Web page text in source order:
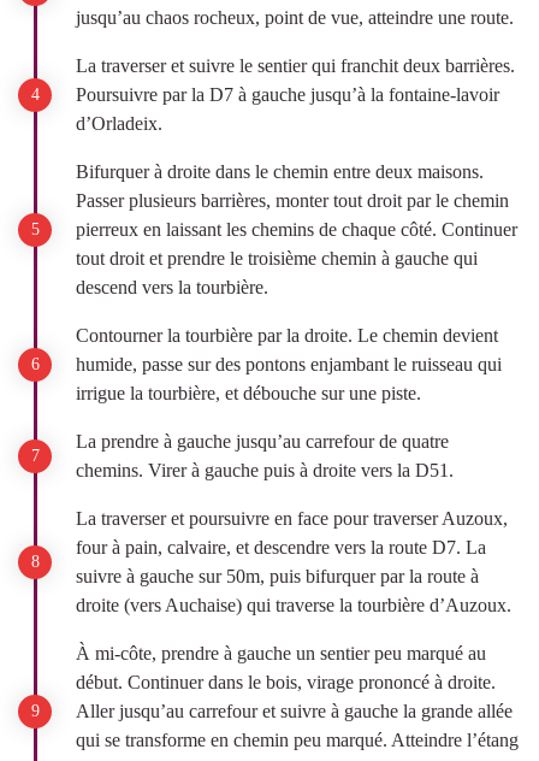
jusqu’au chaos rocheux, point de vue, atteindre une route.
La traverser et suivre le sentier qui franchit deux barrières.
Poursuivre par la D7 à gauche jusqu’à la fontaine-lavoir
d’Orladeix.
Bifurquer à droite dans le chemin entre deux maisons.
Passer plusieurs barrières, monter tout droit par le chemin
pierreux en laissant les chemins de chaque côté. Continuer
tout droit et prendre le troisième chemin à gauche qui
descend vers la tourbière.
Contourner la tourbière par la droite. Le chemin devient
humide, passe sur des pontons enjambant le ruisseau qui
irrigue la tourbière, et débouche sur une piste.
La prendre à gauche jusqu’au carrefour de quatre
chemins. Virer à gauche puis à droite vers la D51.
La traverser et poursuivre en face pour traverser Auzoux,
four à pain, calvaire, et descendre vers la route D7. La
suivre à gauche sur 50m, puis bifurquer par la route à
droite (vers Auchaise) qui traverse la tourbière d’Auzoux.
À mi-côte, prendre à gauche un sentier peu marqué au
début. Continuer dans le bois, virage prononcé à droite.
Aller jusqu’au carrefour et suivre à gauche la grande allée
qui se transforme en chemin peu marqué. Atteindre l’étang